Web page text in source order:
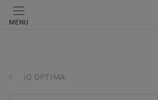
MENU
iQ OPTIMA